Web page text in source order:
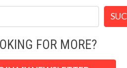
FOR MORE?